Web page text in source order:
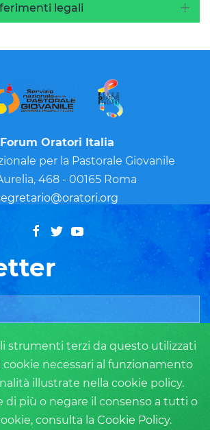
strumenti terzi da questo utilizzati
cookie necessari al funzionamento
illustrate nella cookie policy.
di più o negare il consenso a tutti o
consulta la Cookie Policy.
legali
Forum Oratori Italia
per la Pastorale Giovanile
468 - 00165 Roma